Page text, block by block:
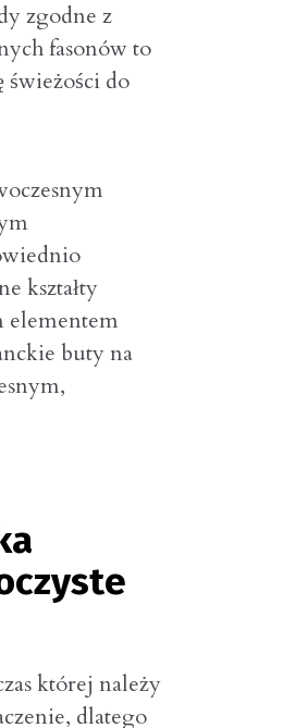
zgodne z
fasonów to
do
kształty
elementem
buty na
której należy
dlatego